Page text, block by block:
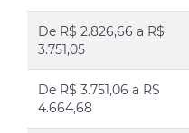
De R$ 2.826,66 a R$
3.751,05
De R$ 3.751,06 a R$
4.664,68